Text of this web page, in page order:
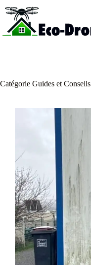
Catégorie Guides et Conseils